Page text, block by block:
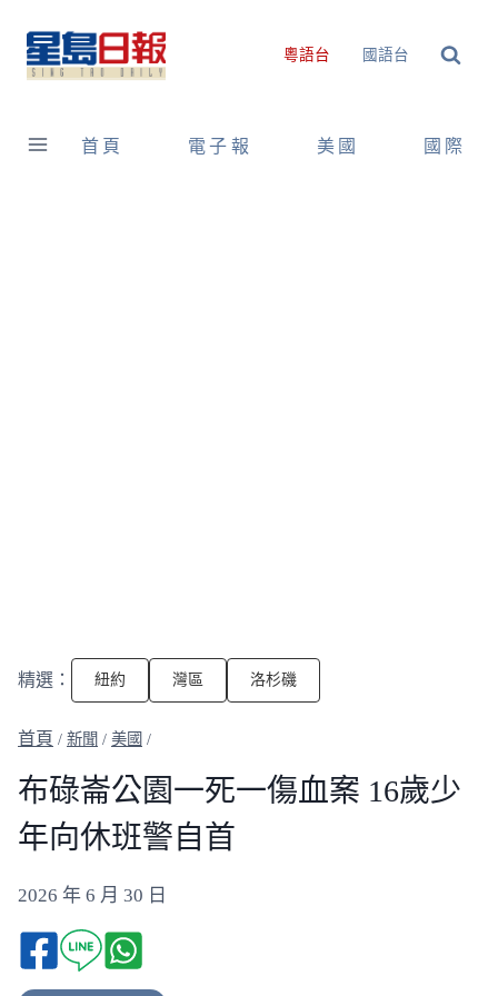
content
粵語台 國語台
首頁 電子報 美國 國際
精選： 紐約 灣區 洛杉磯
/ 新聞 / 美國 /
布碌崙公園一死一傷血案 16歲少
年向休班警自首
2026 年 6 月 30 日